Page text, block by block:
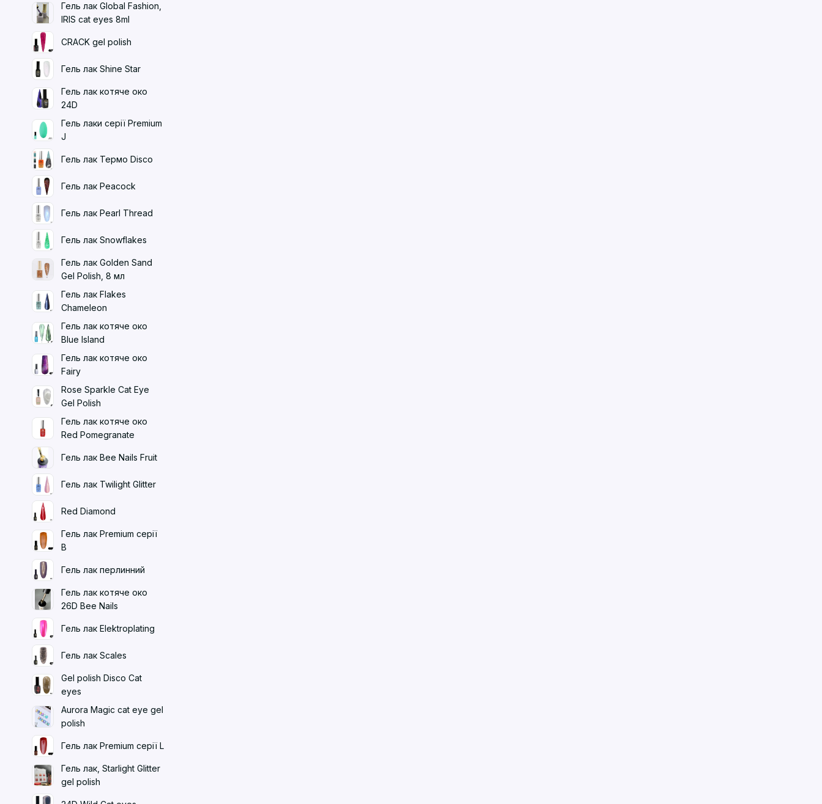
Гель лак Global Fashion,
IRIS cat eyes 8ml
CRACK gel polish
Гель лак Shine Star
Гель лак котяче око
24D
Гель лаки серії Premium
J
Гель лак Термо Disco
Гель лак Peacock
Гель лак Pearl Thread
Гель лак Snowflakes
Гель лак Golden Sand
Gel Polish, 8 мл
Гель лак Flakes
Chameleon
Гель лак котяче око
Blue Island
Гель лак котяче око
Fairy
Rose Sparkle Cat Eye
Gel Polish
Гель лак котяче око
Red Pomegranate
Гель лак Bee Nails Fruit
Гель лак Twilight Glitter
Red Diamond
Гель лак Premium серії
B
Гель лак перлинний
Гель лак котяче око
26D Bee Nails
Гель лак Elektroplating
Гель лак Scales
Gel polish Disco Cat
eyes
Aurora Magic cat eye gel
polish
Гель лак Premium серії L
Гель лак, Starlight Glitter
gel polish